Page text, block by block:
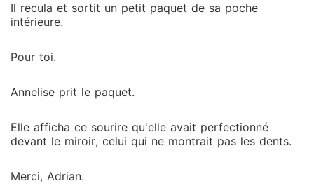
Il recula et sortit un petit paquet de sa poche
intérieure.
Pour toi.
Annelise prit le paquet.
Elle afficha ce sourire qu'elle avait perfectionné
devant le miroir, celui qui ne montrait pas les dents.
Merci, Adrian.